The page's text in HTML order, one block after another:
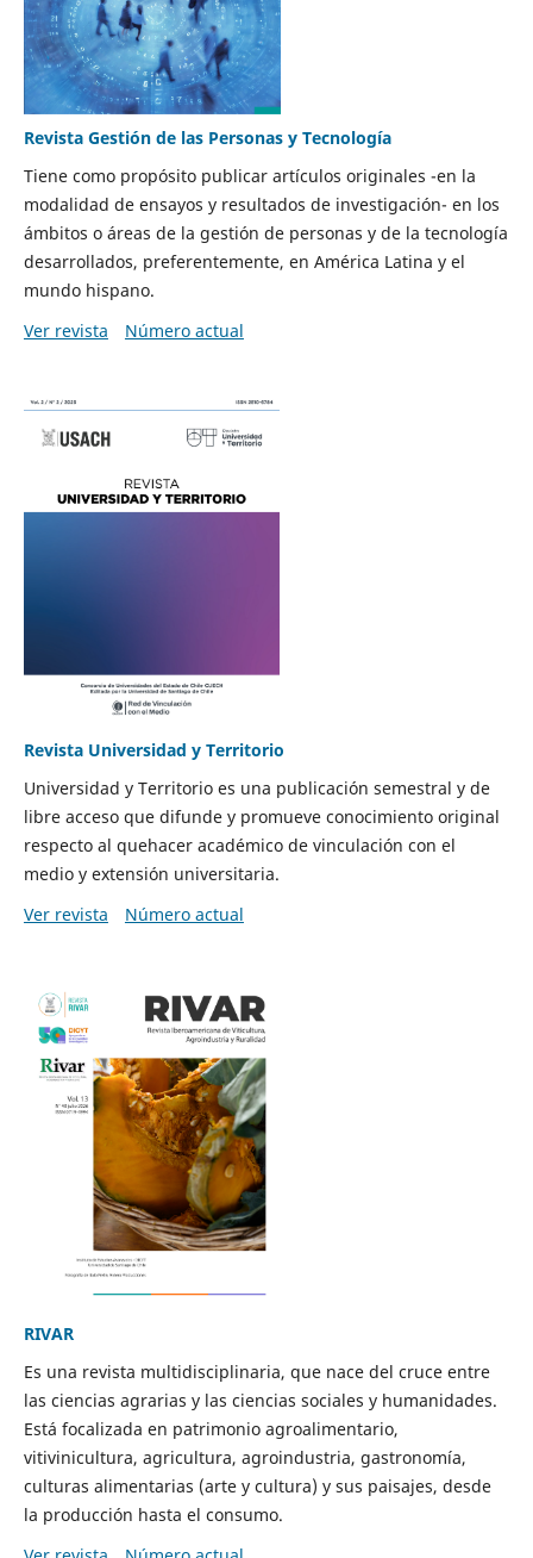
Revista Gestión de las Personas y Tecnología
Tiene como propósito publicar artículos originales -en la
modalidad de ensayos y resultados de investigación- en los
ámbitos o áreas de la gestión de personas y de la tecnología
desarrollados, preferentemente, en América Latina y el
mundo hispano.
Ver revista
Número actual
Revista Universidad y Territorio
Universidad y Territorio es una publicación semestral y de
libre acceso que difunde y promueve conocimiento original
respecto al quehacer académico de vinculación con el
medio y extensión universitaria.
Ver revista
Número actual
RIVAR
Es una revista multidisciplinaria, que nace del cruce entre
las ciencias agrarias y las ciencias sociales y humanidades.
Está focalizada en patrimonio agroalimentario,
vitivinicultura, agricultura, agroindustria, gastronomía,
culturas alimentarias (arte y cultura) y sus paisajes, desde
la producción hasta el consumo.